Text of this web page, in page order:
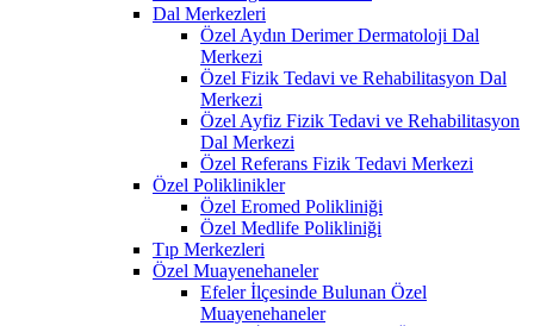
Dal Merkezleri
Özel Aydın Derimer Dermatoloji Dal
Merkezi
Özel Fizik Tedavi ve Rehabilitasyon Dal
Merkezi
Özel Ayfiz Fizik Tedavi ve Rehabilitasyon
Dal Merkezi
Özel Referans Fizik Tedavi Merkezi
Özel Poliklinikler
Özel Eromed Polikliniği
Özel Medlife Polikliniği
Tıp Merkezleri
Özel Muayenehaneler
Efeler İlçesinde Bulunan Özel
Muayenehaneler